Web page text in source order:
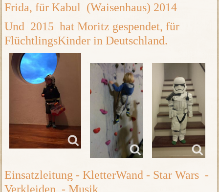
Frida, für Kabul (Waisenhaus) 2014
Und 2015 hat Moritz gespendet, für
FlüchtlingsKinder in Deutschland.
Einsatzleitung - KletterWand - Star Wars -
Verkleiden - Musik